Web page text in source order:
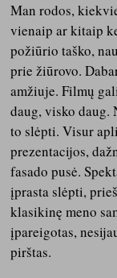
Man rodos,
vienaip ar kitaip
požiūrio taško,
prie žiūrovo.
amžiuje. Filmų
daug, visko
to slėpti. Visur
prezentacijos,
fasado pusė.
įprasta slėpti,
klasikinę meno
įpareigotas,
pirštas.